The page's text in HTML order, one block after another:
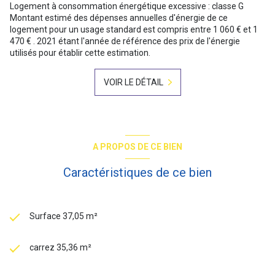
Logement à consommation énergétique excessive : classe G
Montant estimé des dépenses annuelles d'énergie de ce
logement pour un usage standard est compris entre 1 060 € et 1
470 € . 2021 étant l'année de référence des prix de l'énergie
utilisés pour établir cette estimation.
VOIR LE DÉTAIL
A PROPOS DE CE BIEN
Caractéristiques de ce bien
Surface 37,05 m²
carrez 35,36 m²